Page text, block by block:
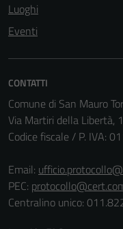
Luoghi
Eventi
CONTATTI
Comune di San Mauro
Via Martiri della Libertà,
Codice fiscale / P. IVA:
Email:
PEC:
Centralino unico: